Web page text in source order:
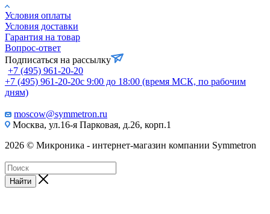
Условия оплаты
Условия доставки
Гарантия на товар
Вопрос-ответ
Подписаться на рассылку
+7 (495) 961-20-20
+7 (495) 961-20-20с 9:00 до 18:00 (время МСК, по рабочим
дням)
moscow@symmetron.ru
Москва, ул.16-я Парковая, д.26, корп.1
2026 © Микроника - интернет-магазин компании Symmetron
Найти